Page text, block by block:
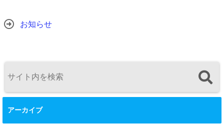
お知らせ
アーカイブ